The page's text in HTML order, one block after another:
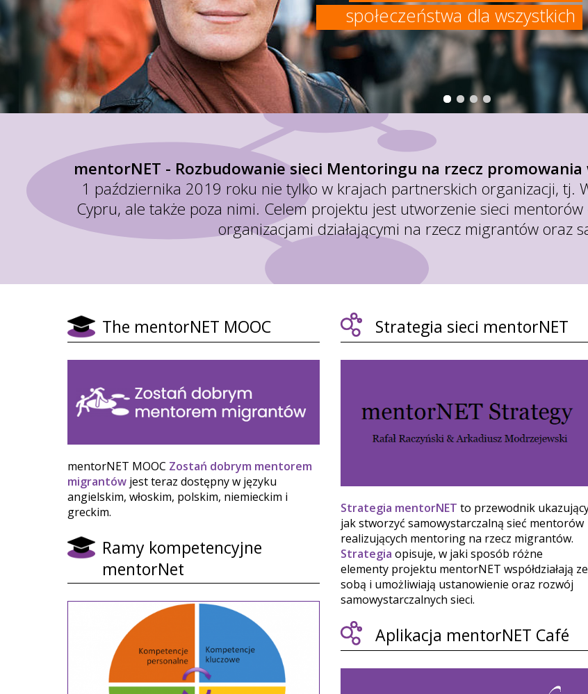
społeczeństwa dla wszystkich
mentorNET - Rozbudowanie sieci Mentoringu na rzecz
1 października 2019 roku nie tylko w krajach partnerskich organizacji, tj.
Cypru, ale także poza nimi. Celem projektu jest utworzenie sieci
organizacjami działającymi na rzecz migrantów oraz
The mentorNET MOOC
mentorNET MOOC Zostań dobrym mentorem
migrantów jest teraz dostępny w języku
angielskim, włoskim, polskim, niemieckim i
greckim.
Ramy kompetencyjne
mentorNet
Strategia sieci mentorNET
Strategia mentorNET to przewodnik
jak stworzyć samowystarczalną sieć mentorów
realizujących mentoring na rzecz migrantów.
Strategia opisuje, w jaki sposób różne
elementy projektu mentorNET współdziałają ze
sobą i umożliwiają ustanowienie oraz rozwój
samowystarczalnych sieci.
Aplikacja mentorNET Café